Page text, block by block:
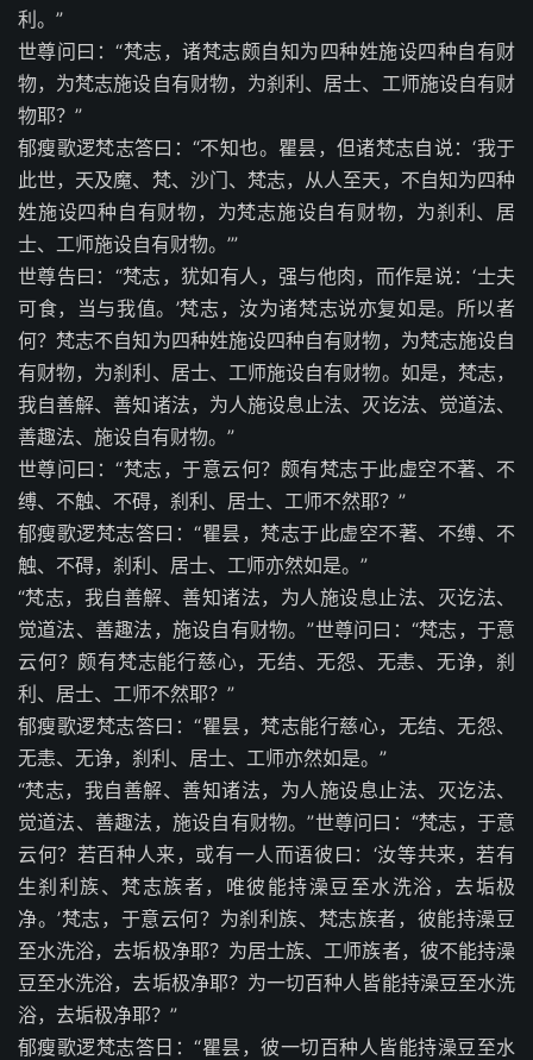
利。”
世尊问曰：“梵志，诸梵志颇自知为四种姓施设四种自有财
物，为梵志施设自有财物，为刹利、居士、工师施设自有财
物耶？”
郁瘦歌逻梵志答曰：“不知也。瞿昙，但诸梵志自说：‘我于
此世，天及魔、梵、沙门、梵志，从人至天，不自知为四种
姓施设四种自有财物，为梵志施设自有财物，为刹利、居
士、工师施设自有财物。’”
世尊告曰：“梵志，犹如有人，强与他肉，而作是说：‘士夫
可食，当与我值。’梵志，汝为诸梵志说亦复如是。所以者
何？梵志不自知为四种姓施设四种自有财物，为梵志施设自
有财物，为刹利、居士、工师施设自有财物。如是，梵志，
我自善解、善知诸法，为人施设息止法、灭讫法、觉道法、
善趣法、施设自有财物。”
世尊问曰：“梵志，于意云何？颇有梵志于此虚空不著、不
缚、不触、不碍，刹利、居士、工师不然耶？”
郁瘦歌逻梵志答曰：“瞿昙，梵志于此虚空不著、不缚、不
触、不碍，刹利、居士、工师亦然如是。”
“梵志，我自善解、善知诸法，为人施设息止法、灭讫法、
觉道法、善趣法，施设自有财物。”世尊问曰：“梵志，于意
云何？颇有梵志能行慈心，无结、无怨、无恚、无诤，刹
利、居士、工师不然耶？”
郁瘦歌逻梵志答曰：“瞿昙，梵志能行慈心，无结、无怨、
无恚、无诤，刹利、居士、工师亦然如是。”
“梵志，我自善解、善知诸法，为人施设息止法、灭讫法、
觉道法、善趣法，施设自有财物。”世尊问曰：“梵志，于意
云何？若百种人来，或有一人而语彼曰：‘汝等共来，若有
生刹利族、梵志族者，唯彼能持澡豆至水洗浴，去垢极
净。’梵志，于意云何？为刹利族、梵志族者，彼能持澡豆
至水洗浴，去垢极净耶？为居士族、工师族者，彼不能持澡
豆至水洗浴，去垢极净耶？为一切百种人皆能持澡豆至水洗
浴，去垢极净耶？”
郁瘦歌逻梵志答日：“瞿昙，彼一切百种人皆能持澡豆至水